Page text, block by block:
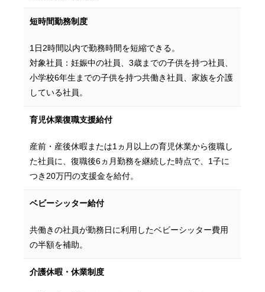
短時間勤務制度
1日2時間以内で勤務時間を短縮できる。
対象社員：妊娠中の社員、3歳までの子供を持つ社員、
小学校6年生までの子供を持つ共働き社員、家族を介護
している社員。
育児休業復職支援給付
産前・産後休暇または1ヵ月以上の育児休業から復職し
た社員に、復職後6ヵ月勤務を継続した時点で、1子に
つき20万円の支援金を給付。
ベビーシッター給付
共働きの社員が勤務日に利用したベビーシッター費用
の半額を補助。
介護休暇・休業制度